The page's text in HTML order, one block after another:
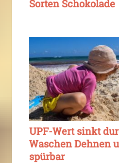
Sorten Schokolade
UPF-Wert sinkt
Waschen Dehnen
spürbar